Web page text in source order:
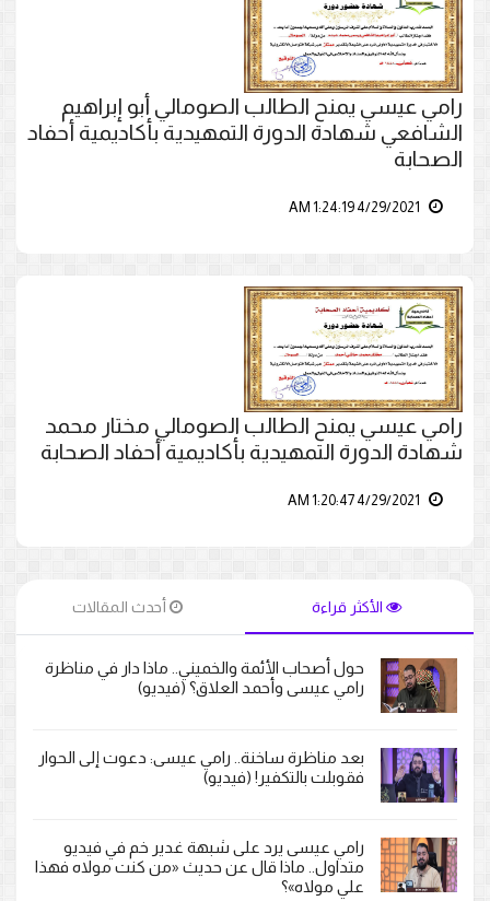
رامي عيسي يمنح الطالب الصومالي أبو إبراهيم
الشافعي شهادة الدورة التمهيدية بأكاديمية أحفاد
الصحابة
رامي عيسي يمنح الطالب الصومالي مختار محمد
شهادة الدورة التمهيدية بأكاديمية أحفاد الصحابة
الأكثر قراءة أحدث المقالات
حول أصحاب الأئمة والخميني.. ماذا دار في مناظرة
رامي عيسى وأحمد العلاق؟ (فيديو)
بعد مناظرة ساخنة.. رامي عيسى: دعوت إلى الحوار
فقوبلت بالتكفير! (فيديو)
رامي عيسى يرد على شبهة غدير خم في فيديو
متداول.. ماذا قال عن حديث «من كنت مولاه فهذا
علي مولاه»؟